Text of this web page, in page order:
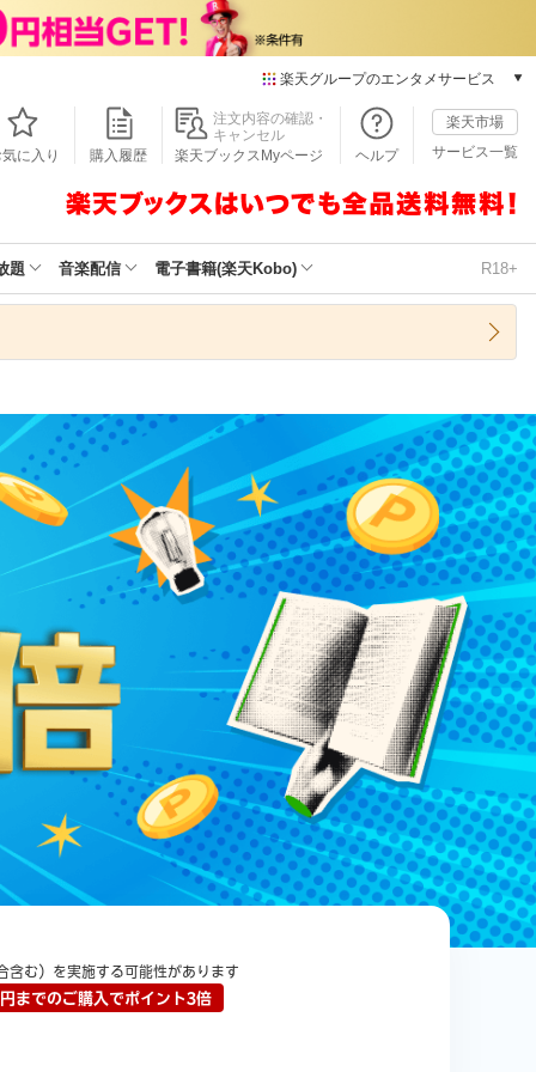
楽天グループのエンタメサービス
本/ゲーム/CD/DVD
楽天ブックス
楽天Kobo
楽天ミュージック
楽天TV
Rakuten PLAY
無料テレビ
Rチャンネル
チケット
楽天チケット
エンタメニュース
推し楽
に入り 購入履歴
注文内容の確認・
キャンセル
楽天ブックスMyページ
ヘルプ
楽天市場
サービス一覧
題 音楽配信 電子書籍(楽天Kobo) R18+
含む）を実施する可能性があります
までのご購入でポイント3倍